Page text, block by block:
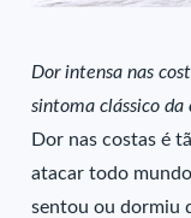
Dor intensa nas
sintoma clássico da
Dor nas costas é
atacar todo
sentou ou dormiu